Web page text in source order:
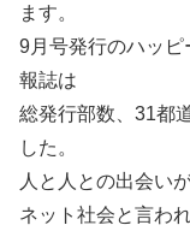
ます。
9月号発行のハッ
報誌は
総発行部数、31都
した。
人と人との出会い
ネット社会と言わ